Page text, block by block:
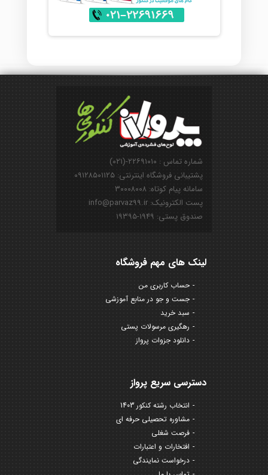
شماره تماس : ۲۲۶۹۱۰۱۰-(۰۲۱)
پشتیبانی فروشگاه اینترنتی: ۰۹۱۲۸۵۰۱۱۲۵
سامانه پیام کوتاه: ۳۰۰۰۸۰۰۸
پست الکترونیک: info@parvaz99.ir
صندوق پستی: ۱۹۴۹-۱۹۳۹۵
لینک های مهم فروشگاه
حساب کاربری من
جست و جو در منابع آموزشی
سبد خرید
رهگیری مرسولات پستی
دانلود جزوات پرواز
دسترسی سریع پرواز
انتخاب رشته کنکور 1403
مشاوره تحصیلی حرفه ای
فرصت شغلی
افتخارات و اعتبارات
درخواست نمایندگی